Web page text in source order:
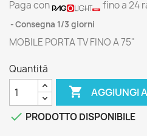
Paga con fino a 24
Consegna 1/3 giorni
MOBILE PORTA TV FINO A 75"
Quantità
 AGGIUNGI
 PRODOTTO DISPONIBILE